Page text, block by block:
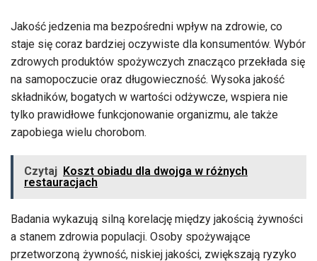
Jakość jedzenia ma bezpośredni wpływ na zdrowie, co
staje się coraz bardziej oczywiste dla konsumentów. Wybór
zdrowych produktów spożywczych znacząco przekłada się
na samopoczucie oraz długowieczność. Wysoka jakość
składników, bogatych w wartości odżywcze, wspiera nie
tylko prawidłowe funkcjonowanie organizmu, ale także
zapobiega wielu chorobom.
Czytaj Koszt obiadu dla dwojga w różnych
restauracjach
Badania wykazują silną korelację między jakością żywności
a stanem zdrowia populacji. Osoby spożywające
przetworzoną żywność, niskiej jakości, zwiększają ryzyko